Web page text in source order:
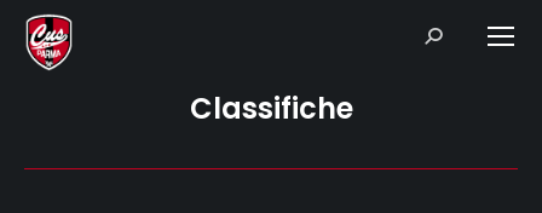
Search:
Classifiche